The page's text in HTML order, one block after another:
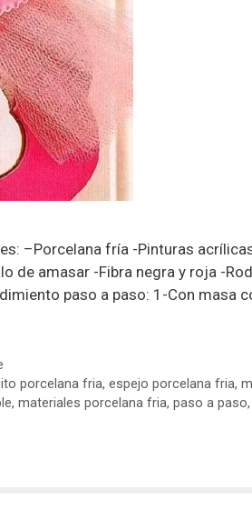
–Porcelana fría -Pinturas
de amasar -Fibra negra y roja -
paso a paso: 1-Con masa
porcelana fria, espejo porcelana fria,
, materiales porcelana fria, paso a paso,